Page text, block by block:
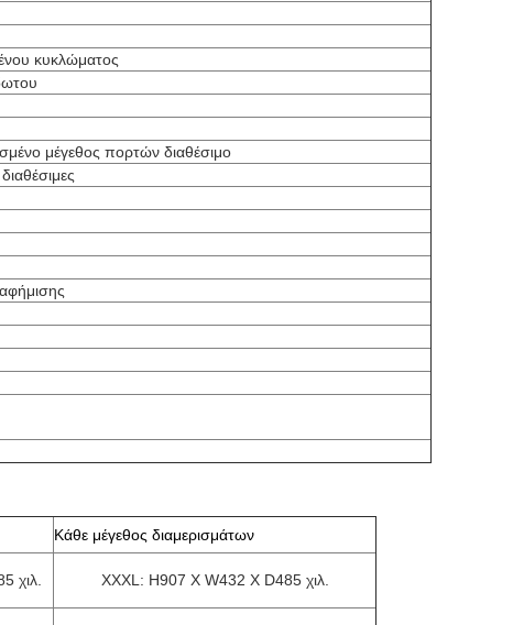
κυκλώματος
μέγεθος πορτών διαθέσιμο
Κάθε μέγεθος διαμερισμάτων
χιλ. XXXL: H907 Χ W432 Χ D485 χιλ.